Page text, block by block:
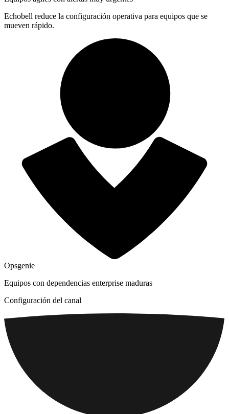
Echobell reduce la configuración operativa para equipos que se
mueven rápido.
Opsgenie
Equipos con dependencias enterprise maduras
Configuración del canal